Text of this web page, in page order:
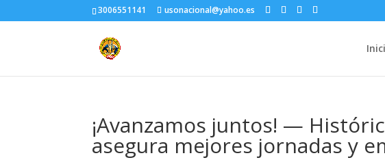
3006551141 usonacional@yahoo.es
¡Avanzamos juntos! —
asegura mejores jornadas y